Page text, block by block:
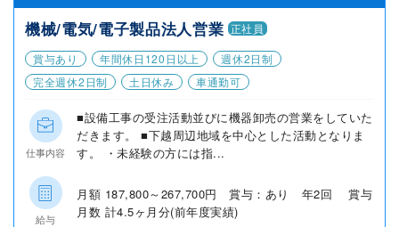
機械/電気/電子製品法人営業 正社員
賞与あり
年間休日120日以上
週休2日制
完全週休2日制
土日休み 車通勤可
仕事内容
■設備工事の受注活動並びに機器卸売の営業をしていた
だきます。 ■下越周辺地域を中心とした活動となりま
す。 ・未経験の方には指...
給与
月額 187,800～267,700円 賞与：あり 年2回 賞与
月数 計4.5ヶ月分(前年度実績)